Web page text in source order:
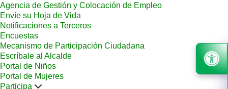
Agencia de Gestión y Colocación de Empleo
Envíe su Hoja de Vida
Notificaciones a Terceros
Encuestas
Mecanismo de Participación Ciudadana
Escríbale al Alcalde
Portal de Niños
Portal de Mujeres
Participa